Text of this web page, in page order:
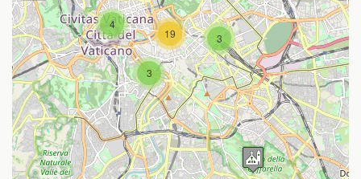
Travelers' Map is loading...
If you see this after your page is
loaded completely, leafletJS files are
missing.
3
4
3
19